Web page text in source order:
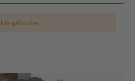
gefunden.